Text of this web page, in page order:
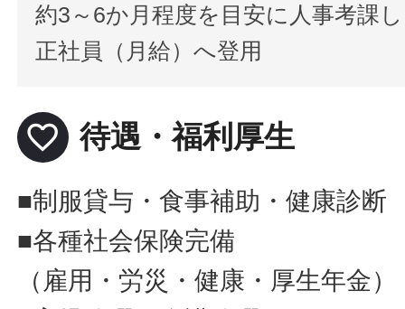
約3～6か月程度を目安に人事考課し
正社員（月給）へ登用
favorite_border 待遇・福利厚生
■制服貸与・食事補助・健康診断
■各種社会保険完備
（雇用・労災・健康・厚生年金）